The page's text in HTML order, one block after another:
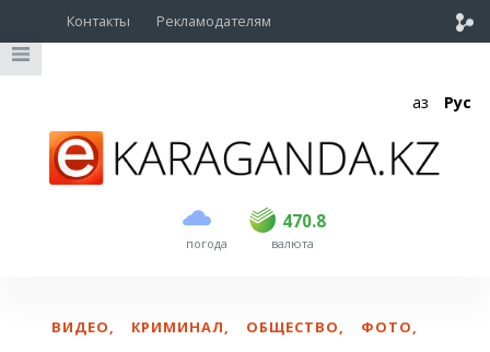
Контакты Рекламодателям
Қаз Рус
погода
470.8
USD 468.5 470.8
EUR валюта
ВИДЕО, КРИМИНАЛ, ОБЩЕСТВО, ФОТО,